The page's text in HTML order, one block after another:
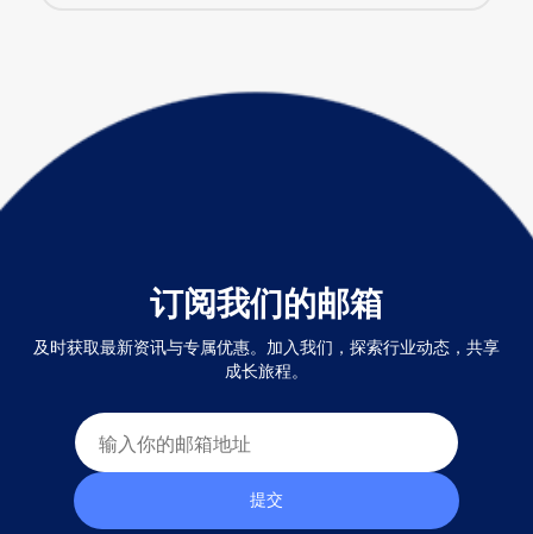
订阅我们的邮箱
及时获取最新资讯与专属优惠。加入我们，探索行业动态，共享
成长旅程。
提交